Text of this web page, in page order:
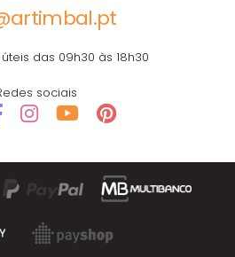
das 09h30 às 18h30
sociais